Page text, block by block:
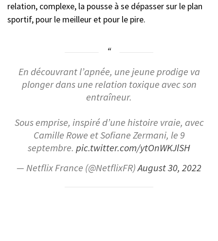
relation, complexe, la pousse à se dépasser sur le plan
sportif, pour le meilleur et pour le pire.
En découvrant l’apnée, une jeune prodige va
plonger dans une relation toxique avec son
entraîneur.
Sous emprise, inspiré d’une histoire vraie, avec
Camille Rowe et Sofiane Zermani, le 9
septembre. pic.twitter.com/ytOnWKJlSH
— Netflix France (@NetflixFR)August 30, 2022